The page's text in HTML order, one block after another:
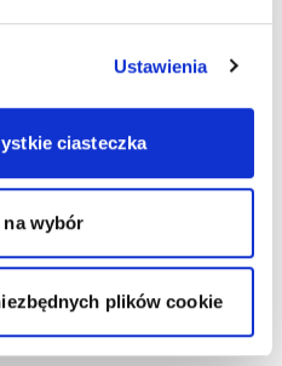
Ustawienia
ciasteczka
na wybór
plików cookie